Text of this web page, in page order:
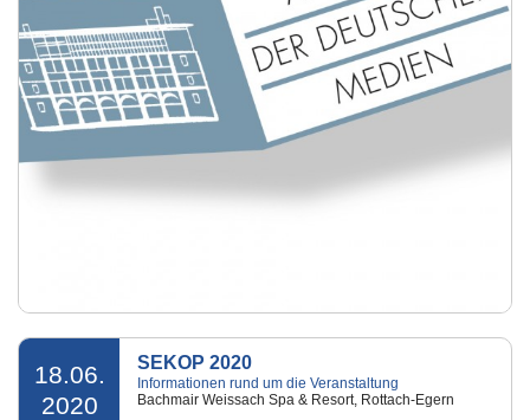
18.06.
2020
SEKOP 2020
Informationen rund um die Veranstaltung
Bachmair Weissach Spa & Resort, Rottach-Egern